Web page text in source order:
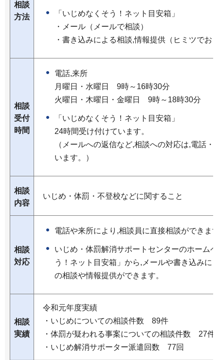
相談
方法
「いじめなくそう！ネット目安箱」
・メール（メールで相談）
・書き込みによる相談,情報提供（ヒミツでお
相談
受付
時間
電話,来所
月曜日・水曜日
9時～16時30分
火曜日・木曜日・金曜日
9時～18時30分
「いじめなくそう！ネット目安箱」
24時間受け付けています。
（メールへの返信など,相談への対応は,電話
います。）
相談
内容
いじめ・体罰・不登校などに関すること
相談
対応
電話や来所により,相談員に直接相談ができま
いじめ・体罰解消サポートセンターのホーム
う！ネット目安箱」から,メールや書き込みに
の相談や情報提供ができます。
相談
実績
令和元年度実績
・いじめについての相談件数
89件
・体罰が疑われる事案についての相談件数
27件
・いじめ解消サポーター派遣回数
77回